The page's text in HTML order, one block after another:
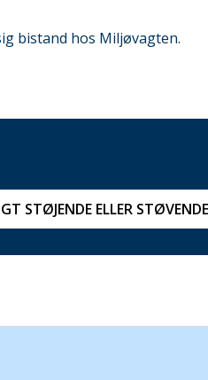
bistand hos Miljøvagten.
STØJENDE ELLER